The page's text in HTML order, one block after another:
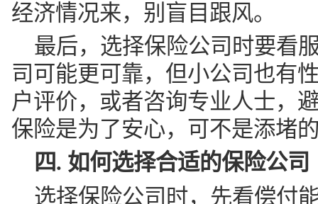
经济情况来，别盲目跟风。
最后，选择保险公司时要看
司可能更可靠，但小公司也有
户评价，或者咨询专业人士，
保险是为了安心，可不是添堵
四. 如何选择合适的保险公司
选择保险公司时，先看偿付